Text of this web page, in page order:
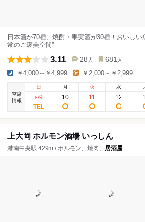
日本酒が70種、焼酎・果実酒が30種！おいしい
常のご褒美空間”
3.11 28 人 681 人
￥4,000～￥4,999 ￥2,000～￥2,999
空席
情報
日
8/9
月
10
火
11
水
12
上大岡 ホルモン酒場 いっしん
港南中央駅 429m / ホルモン、焼肉、 居酒屋